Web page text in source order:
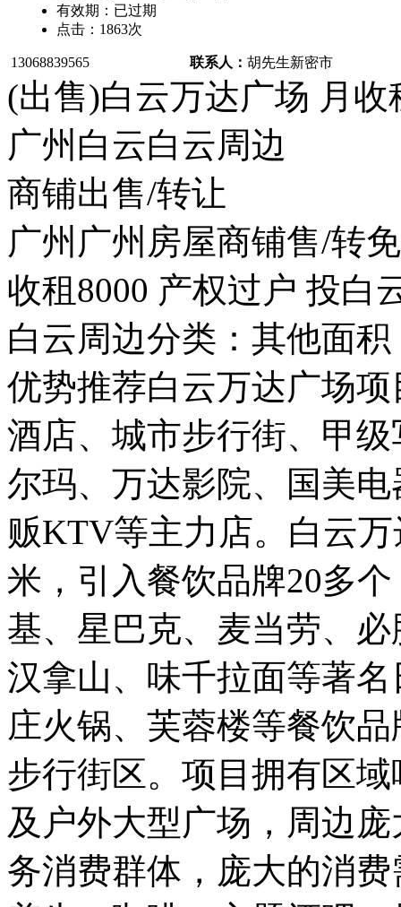
有效期： 已过期
点击： 1863次
13068839565 联系人： 胡先生新密市
(出售)白云万达广场 月收
广州白云白云周边
商铺出售/转让
广州广州房屋商铺售/转
收租8000 产权过户 投白
白云周边分类：其他面
优势推荐白云万达广场
酒店、城市步行街、甲
尔玛、万达影院、国美
贩KTV等主力店。白云
米，引入餐饮品牌20多
基、星巴克、麦当劳、
汉拿山、味千拉面等著
庄火锅、芙蓉楼等餐饮
步行街区。项目拥有区
及户外大型广场，周边
务消费群体，庞大的消